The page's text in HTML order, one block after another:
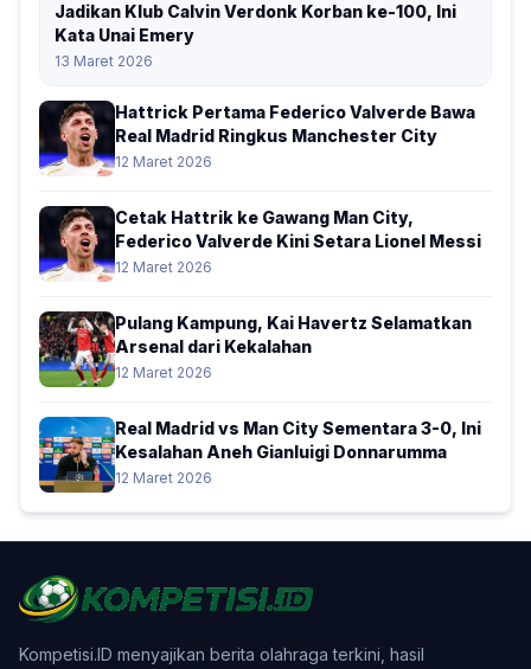
Jadikan Klub Calvin Verdonk Korban ke-100, Ini
Kata Unai Emery
13 Maret 2026
Hattrick Pertama Federico Valverde Bawa
Real Madrid Ringkus Manchester City
12 Maret 2026
Cetak Hattrik ke Gawang Man City,
Federico Valverde Kini Setara Lionel Messi
12 Maret 2026
Pulang Kampung, Kai Havertz Selamatkan
Arsenal dari Kekalahan
12 Maret 2026
Real Madrid vs Man City Sementara 3-0, Ini
Kesalahan Aneh Gianluigi Donnarumma
12 Maret 2026
Kompetisi.ID menyajikan berita olahraga terkini, hasil